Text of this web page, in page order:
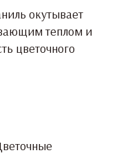
окутывает
теплом и
цветочного